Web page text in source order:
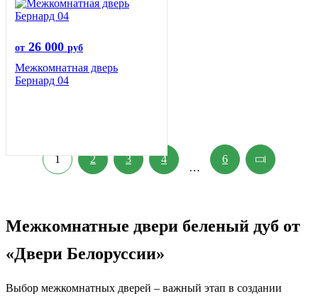
от 26 000 руб
Межкомнатная дверь
Бернард 04
1 2 3 4
…
6
Межкомнатные двери беленый дуб от
«Двери Белоруссии»
Выбор межкомнатных дверей – важный этап в создании